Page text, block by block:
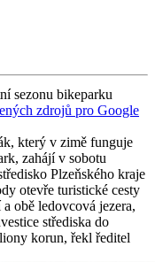
sezonu bikeparku
zdrojů pro Google
který v zimě funguje
zahájí v sobotu
Plzeňského kraje
otevře turistické cesty
obě ledovcová jezera,
střediska do
korun, řekl ředitel